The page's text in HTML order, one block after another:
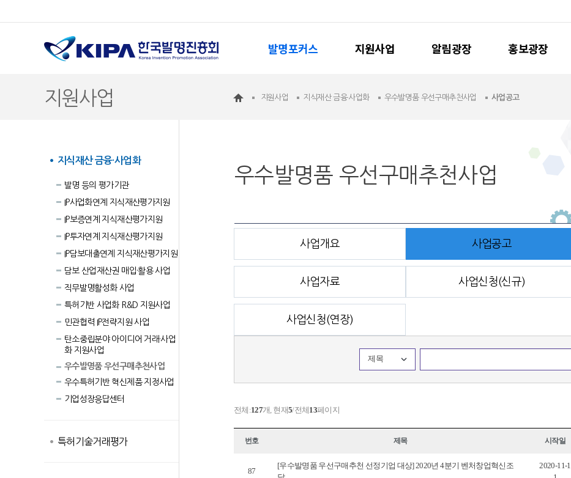
발명포커스 지원사업 알림광장 홍보광장
지원사업 지원사업 지식재산 금융·사업화 우수발명품 우선구매추천사업 사업공고
지식재산 금융·사업화
발명 등의 평가기관
IP사업화연계 지식재산평가지원
IP보증연계 지식재산평가지원
IP투자연계 지식재산평가지원
IP담보대출연계 지식재산평가지원
담보 산업재산권 매입·활용 사업
직무발명활성화 사업
특허기반 사업화 R&D 지원사업
민관협력 IP전략지원 사업
탄소중립분야 아이디어 거래·사업
화 지원사업
우수발명품 우선구매추천사업
우수특허기반 혁신제품 지정사업
기업성장응답센터
특허기술거래평가
우수발명품 우선구매추천사업
사업개요 사업공고
사업자료 사업신청(신규)
사업신청(연장)
제목
전체:127개, 현재5/전체13페이지
번호 제목 시작일
87
[우수발명품 우선구매추천 선정기업 대상] 2020년 4분기 벤처창업혁신조
2020-11-1